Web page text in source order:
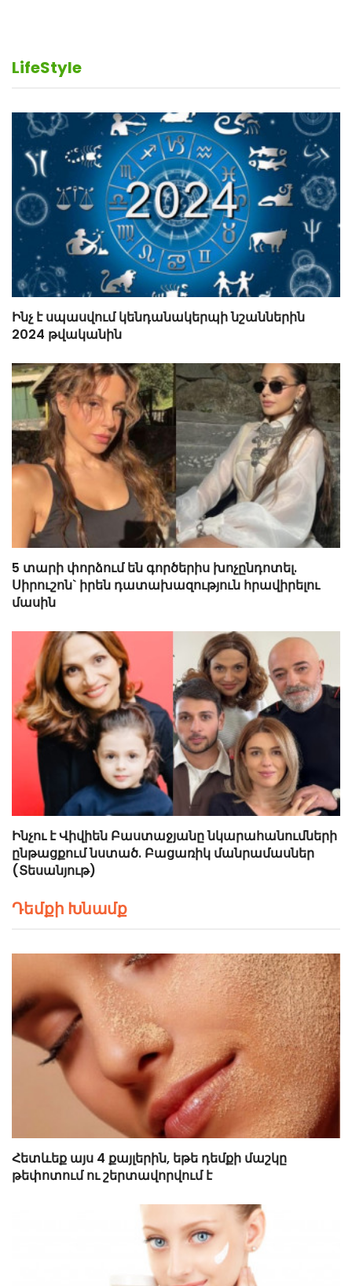
LifeStyle
Ինչ է սպասվում կենդանակերպի նշաններին
2024 թվականին
5 տարի փորձում են գործերիս խոչընդոտել.
Սիրուշոն` իրեն դատախազություն հրավիրելու
մասին
Ինչու է Վիվիեն Բաստաջյանը նկարահանումների
ընթացքում նստած. Բացառիկ մանրամասներ
(Տեսանյութ)
Դեմքի Խնամք
Հետևեք այս 4 քայլերին, եթե դեմքի մաշկը
թեփոտում ու շերտավորվում է